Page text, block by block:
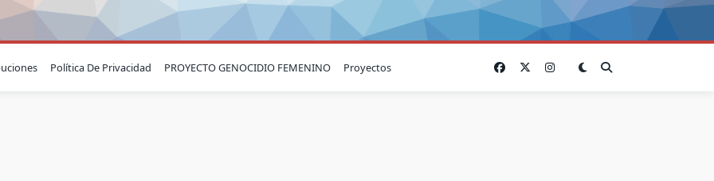
Política De Privacidad PROYECTO GENOCIDIO FEMENINO Proyectos